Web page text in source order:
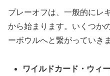
プレーオフは、一般的にレ
から始まります。いくつか
ーボウルへと繋がっていきま
ワイルドカード・ウィ